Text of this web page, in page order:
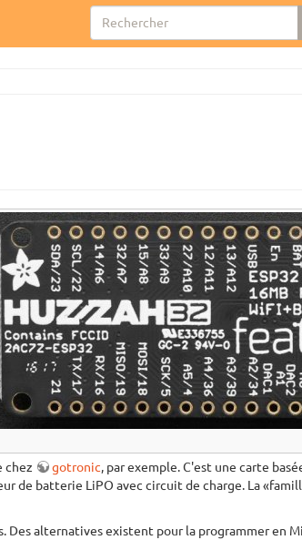
chez gotronic, par exemple. C'est une carte
de batterie LiPO avec circuit de charge. La
alternatives existent pour la programmer en